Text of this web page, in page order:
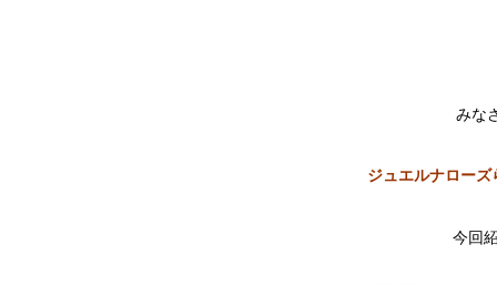
みな
ジュエルナロー
今回